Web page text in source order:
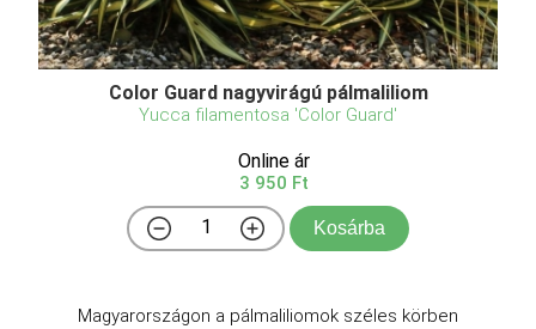
Color Guard nagyvirágú pálmaliliom
Yucca filamentosa 'Color Guard'
Online ár
3 950 Ft
Kosárba
Magyarországon a pálmaliliomok széles körben